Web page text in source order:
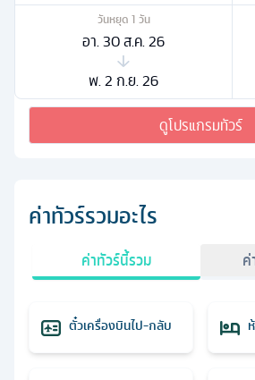
วันหยุด 1 วัน
อา. 30 ส.ค. 26
พ. 2 ก.ย. 26
ดูโปรแกรมทัวร์
ค่าทัวร์รวมอะไร
ค่าทัวร์นี้รวม ค่
ตั๋วเครื่องบินไป-กลับ